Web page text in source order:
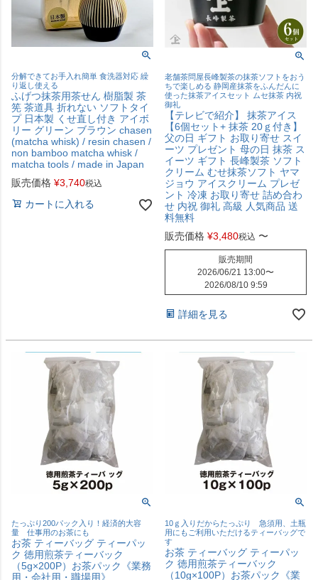
分解できてお手入れ簡単 食洗器対応 繰
り返し使える
ふげつ抹茶用茶せん 樹脂製 茶
筅 茶道具 折れない ソフトタイ
プ 日本製 くせ直し付き アイボ
リー グリーン ブラウン chasen
(matcha whisk) / resin chasen /
non bamboo matcha whisk /
matcha tools / made in Japan
販売価格 ¥3,740税込
カートに入れる
老舗茶問屋長峰製茶の抹茶ソフトをおう
ちで楽しめる 静岡産抹茶をふんだんに
使った抹茶アイスセット ムセ抹茶 内祝
御礼
【テレビで紹介】 抹茶アイス
【6個セット+ 抹茶 20ｇ付き】
父の日 ギフト お取り寄せ スイ
ーツ プレゼント 母の日 抹茶 ス
イーツ ギフト 長峰製茶 ソフト
クリーム むせ抹茶ソフト ヤマ
ジョウ アイスクリーム プレゼ
ント 冷凍 お取り寄せ 詰め合わ
せ 内祝 御礼 高級 人気商品 送
料無料
販売価格 ¥3,480税込 〜
販売期間
2026/06/21 13:00〜
2026/08/10 9:59
詳細を見る
たっぷり200パック入り！経済的大容
量 仕事用のお茶にも
お茶 ティーバッグ ティーパッ
ク 徳用煎茶ティーバック
（5g×200P）お茶パック《業務
用・会社用・職場用》
10ｇ入りだからたっぷり 急須用、土瓶
用にもご利用いただけるティーバッグで
す
お茶 ティーバッグ ティーパッ
ク 徳用煎茶ティーバック
（10g×100P）お茶パック《業